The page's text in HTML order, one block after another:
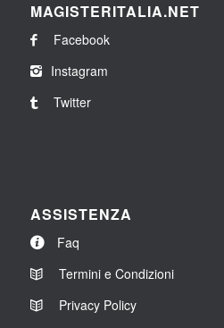
MAGISTERITALIA.NET
Facebook
Instagram
Twitter
ASSISTENZA
Faq
Termini e Condizioni
Privacy Policy